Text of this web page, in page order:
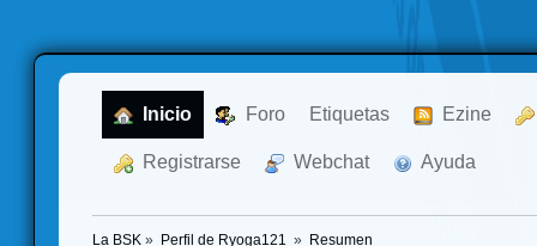
Inicio Foro Etiquetas Ezine
Registrarse Webchat Ayuda
La BSK » Perfil de Ryoga121 » Resumen